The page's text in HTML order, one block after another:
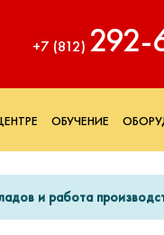
+7 (812)
ОБУЧЕНИЕ
и работа